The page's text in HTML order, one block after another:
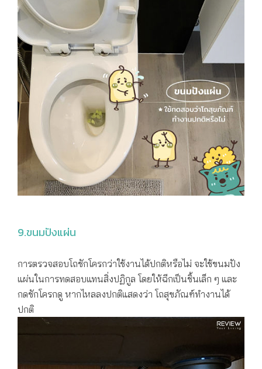
9.ขนมปังแผ่น
การตรวจสอบโถชักโครกว่าใช้งานได้ปกติหรือไม่ จะใช้ขนมปัง
แผ่นในการทดสอบแทนสิ่งปฏิกูล โดยให้ฉีกเป็นชิ้นเล็ก ๆ และ
กดชักโครกดู หากไหลลงปกติแสดงว่า โถสุขภัณฑ์ทำงานได้
ปกติ